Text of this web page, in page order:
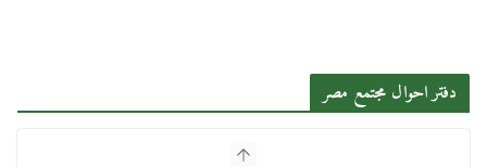
دفتر احوال مجتمع مصر